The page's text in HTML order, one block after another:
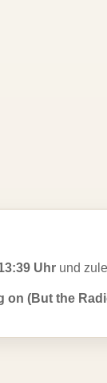
Uhr und
on (But the